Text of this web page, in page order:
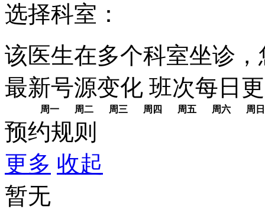
选择科室：
该医生在多个科室坐诊
最新号源变化 班次每日
周一 周二 周三 周四 周五 周六 周日
预约规则
更多 收起
暂无